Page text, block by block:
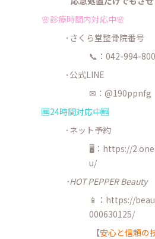
🌸診療時間内対応中🌸
･さくら堂整骨院番号
📞：042-994-
･公式LINE
✉：@190ppnfg
🆓24時間対応中🆓
･ネット予約
🖥：https://
u/
･HOT PEPPER Beauty
📱：https://
000630125/
【安心と信頼の